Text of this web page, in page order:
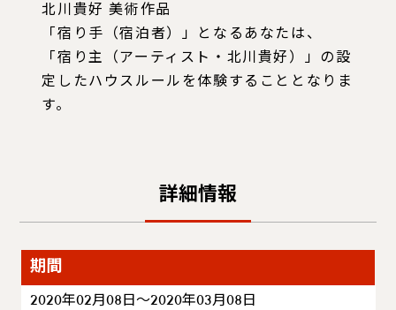
北川貴好 美術作品
「宿り手（宿泊者）」となるあなたは、
「宿り主（アーティスト・北川貴好）」の設
定したハウスルールを体験することとなりま
す。
詳細情報
期間
2020年02月08日～2020年03月08日